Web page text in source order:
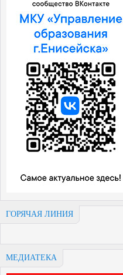
ГОРЯЧАЯ ЛИНИЯ
МЕДИАТЕКА